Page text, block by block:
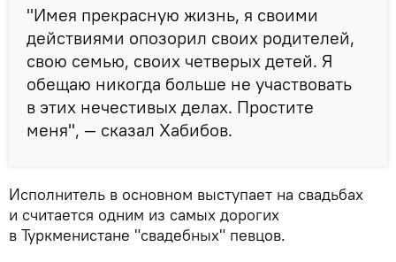
"Имея прекрасную жизнь, я своими
действиями опозорил своих родителей,
свою семью, своих четверых детей. Я
обещаю никогда больше не участвовать
в этих нечестивых делах. Простите
меня", — сказал Хабибов.
Исполнитель в основном выступает на свадьбах
и считается одним из самых дорогих
в Туркменистане "свадебных" певцов.